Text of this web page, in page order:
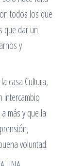
todos los que
que dar un
y
casa Cultura,
intercambio
más y que la
voluntad.